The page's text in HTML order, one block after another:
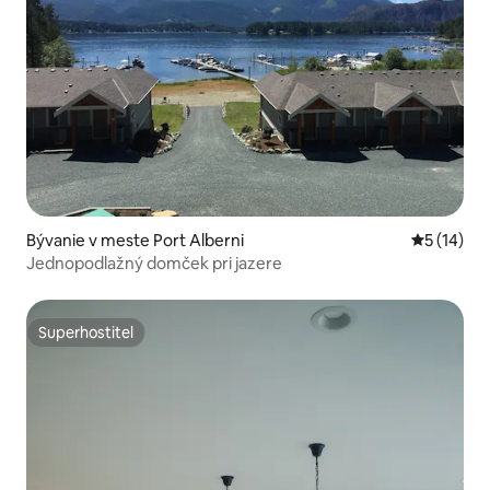
Bývanie v meste Port Alberni
5 (14)
Jednopodlažný domček pri jazere
Superhostiteľ
Superhostiteľ